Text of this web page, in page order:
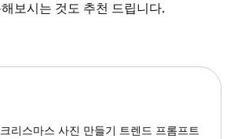
보시는 것도 추천 드립니다.
리스마스 사진 만들기 트렌드 프롬프트